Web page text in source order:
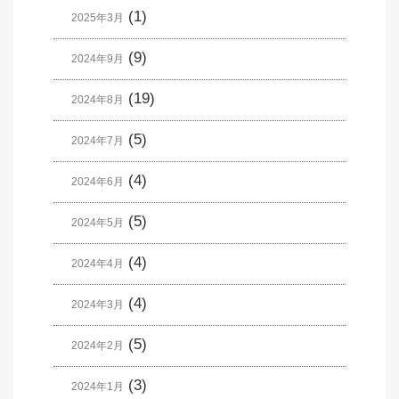
2025年3月 (1)
2024年9月 (9)
2024年8月 (19)
2024年7月 (5)
2024年6月 (4)
2024年5月 (5)
2024年4月 (4)
2024年3月 (4)
2024年2月 (5)
2024年1月 (3)